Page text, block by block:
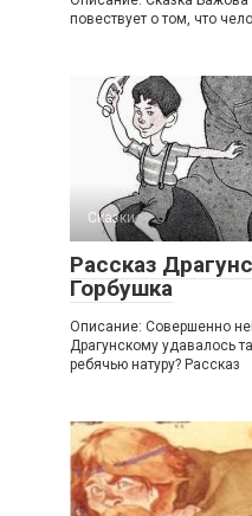
повествует о том, что
Сказки
Рассказ
Горбушка
Описание: Совершенно
Драгунскому удавалось
ребячью натуру? Рассказ